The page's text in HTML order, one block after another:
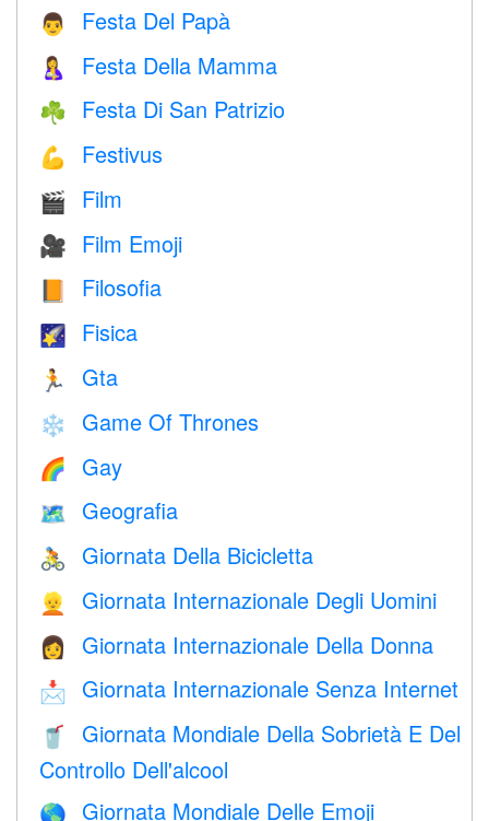
👨 Festa Del Papà
🤱 Festa Della Mamma
☘️ Festa Di San Patrizio
💪 Festivus
🎬 Film
🎥 Film Emoji
📙 Filosofia
🌠 Fisica
🏃 Gta
❄️ Game Of Thrones
🌈 Gay
🗺 Geografia
🚴 Giornata Della Bicicletta
👱 Giornata Internazionale Degli Uomini
👩 Giornata Internazionale Della Donna
📩 Giornata Internazionale Senza Internet
🥤
Giornata Mondiale Della Sobrietà E Del
Controllo Dell'alcool
🌎 Giornata Mondiale Delle Emoji